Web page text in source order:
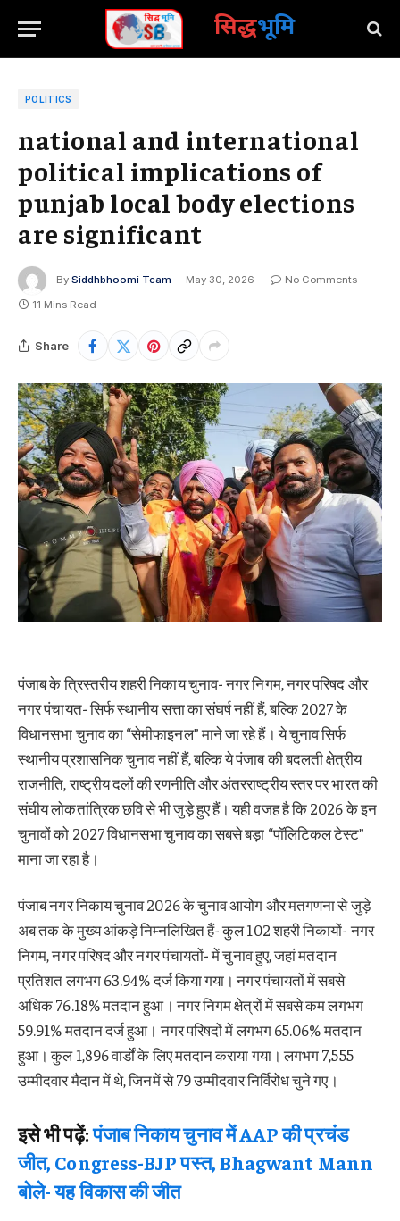
सिद्धभूमि
POLITICS
national and international
political implications of
punjab local body elections
are significant
By Siddhbhoomi Team May 30, 2026
No Comments
11 Mins Read
Share
पंजाब के त्रिस्तरीय शहरी निकाय चुनाव- नगर निगम, नगर परिषद और
नगर पंचायत- सिर्फ स्थानीय सत्ता का संघर्ष नहीं हैं, बल्कि 2027 के
विधानसभा चुनाव का “सेमीफाइनल” माने जा रहे हैं। ये चुनाव सिर्फ
स्थानीय प्रशासनिक चुनाव नहीं हैं, बल्कि ये पंजाब की बदलती क्षेत्रीय
राजनीति, राष्ट्रीय दलों की रणनीति और अंतरराष्ट्रीय स्तर पर भारत की
संघीय लोकतांत्रिक छवि से भी जुड़े हुए हैं। यही वजह है कि 2026 के इन
चुनावों को 2027 विधानसभा चुनाव का सबसे बड़ा “पॉलिटिकल टेस्ट”
माना जा रहा है।
पंजाब नगर निकाय चुनाव 2026 के चुनाव आयोग और मतगणना से जुड़े
अब तक के मुख्य आंकड़े निम्नलिखित हैं- कुल 102 शहरी निकायों- नगर
निगम, नगर परिषद और नगर पंचायतों- में चुनाव हुए, जहां मतदान
प्रतिशत लगभग 63.94% दर्ज किया गया। नगर पंचायतों में सबसे
अधिक 76.18% मतदान हुआ। नगर निगम क्षेत्रों में सबसे कम लगभग
59.91% मतदान दर्ज हुआ। नगर परिषदों में लगभग 65.06% मतदान
हुआ। कुल 1,896 वार्डों के लिए मतदान कराया गया। लगभग 7,555
उम्मीदवार मैदान में थे, जिनमें से 79 उम्मीदवार निर्विरोध चुने गए।
इसे भी पढ़ें:पंजाब निकाय चुनाव में AAP की प्रचंड
जीत, Congress-BJP पस्त, Bhagwant Mann
बोले- यह विकास की जीत